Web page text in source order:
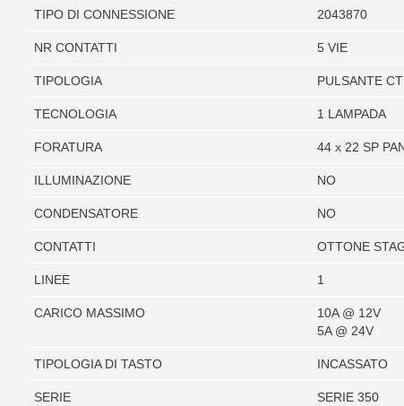
TIPO DI CONNESSIONE 2043870
NR CONTATTI 5 VIE
TIPOLOGIA PULSANTE CT
TECNOLOGIA 1 LAMPADA
FORATURA 44 x 22 SP
ILLUMINAZIONE NO
CONDENSATORE NO
CONTATTI OTTONE
LINEE 1
CARICO MASSIMO
10A @ 12V
5A @ 24V
TIPOLOGIA DI TASTO INCASSATO
SERIE SERIE 350